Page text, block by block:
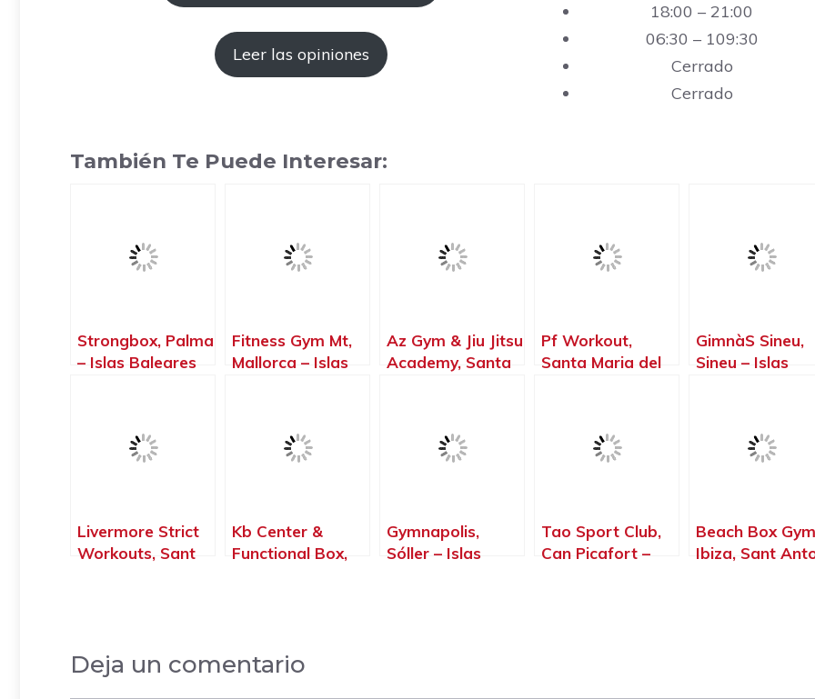
Leer las opiniones
18:00 – 21:00
06:30 – 109:30
Cerrado
Cerrado
También Te Puede Interesar:
Strongbox, Palma
– Islas Baleares
Fitness Gym Mt,
Mallorca – Islas
Az Gym & Jiu Jitsu
Academy, Santa
Pf Workout,
Santa Maria del
GimnàS Sineu,
Sineu – Islas
Livermore Strict
Workouts, Sant
Kb Center &
Functional Box,
Gymnapolis,
Sóller – Islas
Tao Sport Club,
Can Picafort –
Beach Box Gym
Ibiza, Sant
Deja un comentario